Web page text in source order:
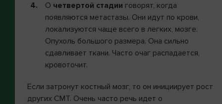
О четвертой стадии говорят, когда
появляются метастазы. Они идут по крови,
локализуются чаще всего в легких, мозге.
Опухоль большого размера. Она сильно
сдавливает ткани. Часто очаг распадается,
кровоточит.
Если затронут костный мозг, то он инициирует рост
других СМТ. Очень часто речь идет о